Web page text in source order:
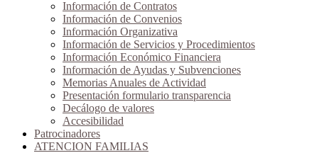
Información de Contratos
Información de Convenios
Información Organizativa
Información de Servicios y Procedimientos
Información Económico Financiera
Información de Ayudas y Subvenciones
Memorias Anuales de Actividad
Presentación formulario transparencia
Decálogo de valores
Accesibilidad
Patrocinadores
ATENCION FAMILIAS